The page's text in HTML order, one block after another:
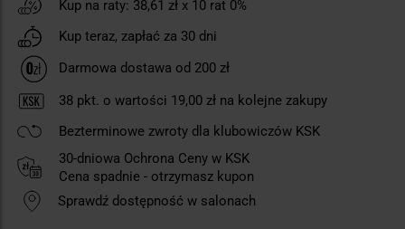
Kup na raty: 38,61 zł x 10 rat 0%
Kup teraz, zapłać za 30 dni
Darmowa dostawa od 200 zł
38 pkt. o wartości 19,00 zł na kolejne zakupy
Bezterminowe zwroty dla klubowiczów KSK
30-dniowa Ochrona Ceny w KSK
Cena spadnie - otrzymasz kupon
Sprawdź dostępność w salonach